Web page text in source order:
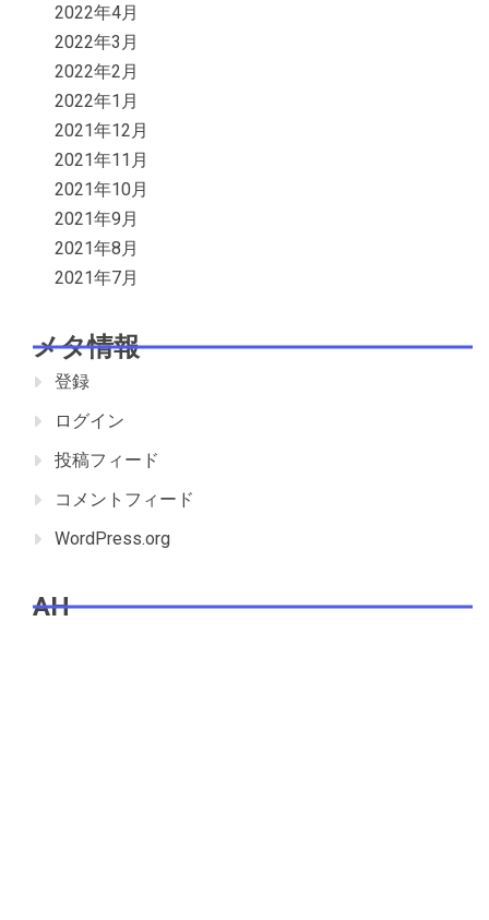
2022年4月
2022年3月
2022年2月
2022年1月
2021年12月
2021年11月
2021年10月
2021年9月
2021年8月
2021年7月
メタ情報
登録
ログイン
投稿フィード
コメントフィード
WordPress.org
AH